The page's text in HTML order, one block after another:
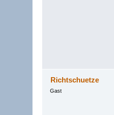
Richtschuetze
Gast